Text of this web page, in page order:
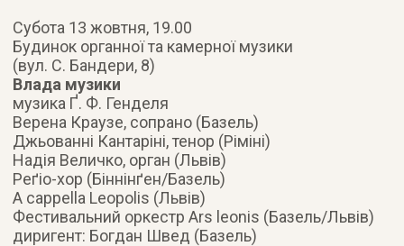
Субота 13 жовтня, 19.00
Будинок органної та камерної музики
(вул. С. Бандери, 8)
Влада музики
музика Ґ. Ф. Генделя
Верена Краузе, сопрано (Базель)
Джьованні Кантаріні, тенор (Ріміні)
Надія Величко, орган (Львів)
Реґіо-хор (Біннінґен/Базель)
A cappella Leopolis (Львів)
Фестивальний оркестр Ars leonis (Базель/Львів)
диригент: Богдан Швед (Базель)